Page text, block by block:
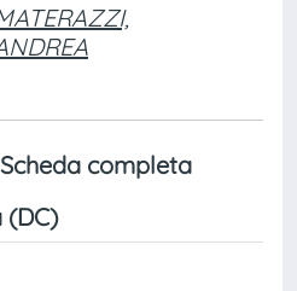
Scheda completa
(DC)